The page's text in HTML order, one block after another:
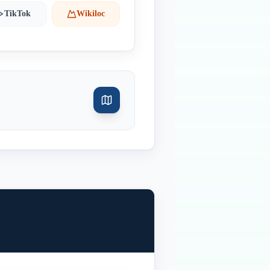
TikTok Wikiloc